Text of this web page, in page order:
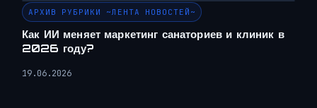
АРХИВ РУБРИКИ ~ЛЕНТА НОВОСТЕЙ~
Как ИИ меняет маркетинг санаториев и клиник в
2026 году?
19.06.2026